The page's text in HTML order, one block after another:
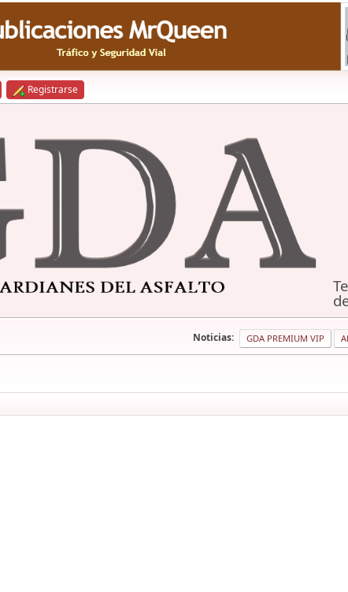
Registrarse
Noticias: GDA PREMIUM VIP